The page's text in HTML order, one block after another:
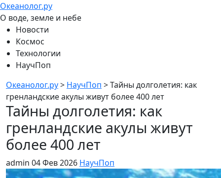
Океанолог.ру
О воде, земле и небе
Новости
Космос
Технологии
НаучПоп
Океанолог.ру> НаучПоп >Тайны долголетия: как
гренландские акулы живут более 400 лет
Тайны долголетия: как
гренландские акулы живут
более 400 лет
admin 04 Фев 2026 НаучПоп